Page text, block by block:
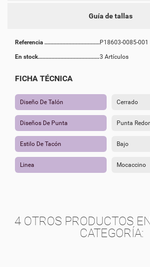
Guía de tallas
Referencia P18603-0085-001
En stock 3 Artículos
FICHA TÉCNICA
Diseño De Talón Cerrado
Diseños De Punta Punta
Estilo De Tacón Bajo
Linea Mocaccino
4 OTROS PRODUCTOS
CATEGORÍA: